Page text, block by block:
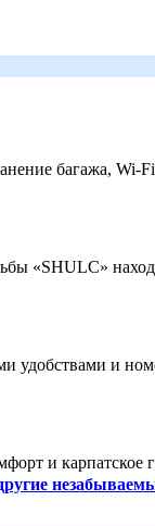
багажа, Wi-
«SHULC»
удобствами и
и карпатское